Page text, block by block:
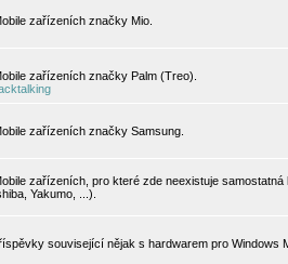
zařízeních značky Mio.
zařízeních značky Palm (Treo).
zařízeních značky Samsung.
zařízeních, pro které zde neexistuje
Yakumo, ...).
související nějak s hardwarem pro Windows